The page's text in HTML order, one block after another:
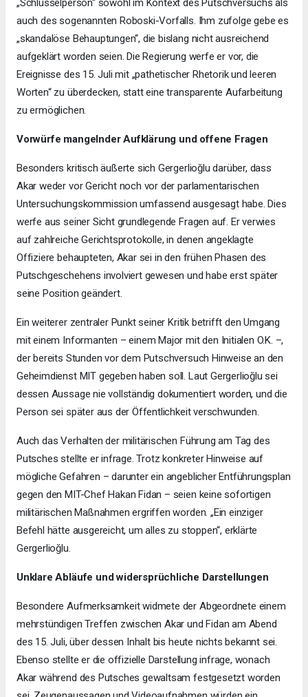
auch des sogenannten Roboski-Vorfalls. Ihm zufolge gebe es
„skandalöse Behauptungen“, die bislang nicht ausreichend
aufgeklärt worden seien. Die Regierung werfe er vor, die
Ereignisse des 15. Juli mit „pathetischer Rhetorik und leeren
Worten“ zu überdecken, statt eine transparente Aufarbeitung
zu ermöglichen.
Vorwürfe mangelnder Aufklärung und offene Fragen
Besonders kritisch äußerte sich Gergerlioğlu darüber, dass
Akar weder vor Gericht noch vor der parlamentarischen
Untersuchungskommission umfassend ausgesagt habe. Dies
werfe aus seiner Sicht grundlegende Fragen auf. Er verwies
auf zahlreiche Gerichtsprotokolle, in denen angeklagte
Offiziere behaupteten, Akar sei in den frühen Phasen des
Putschgeschehens involviert gewesen und habe erst später
seine Position geändert.
Ein weiterer zentraler Punkt seiner Kritik betrifft den Umgang
mit einem Informanten – einem Major mit den Initialen O.K. –,
der bereits Stunden vor dem Putschversuch Hinweise an den
Geheimdienst MIT gegeben haben soll. Laut Gergerlioğlu sei
dessen Aussage nie vollständig dokumentiert worden, und die
Person sei später aus der Öffentlichkeit verschwunden.
Auch das Verhalten der militärischen Führung am Tag des
Putsches stellte er infrage. Trotz konkreter Hinweise auf
mögliche Gefahren – darunter ein angeblicher Entführungsplan
gegen den MIT-Chef Hakan Fidan – seien keine sofortigen
militärischen Maßnahmen ergriffen worden. „Ein einziger
Befehl hätte ausgereicht, um alles zu stoppen“, erklärte
Gergerlioğlu.
Unklare Abläufe und widersprüchliche Darstellungen
Besondere Aufmerksamkeit widmete der Abgeordnete einem
mehrstündigen Treffen zwischen Akar und Fidan am Abend
des 15. Juli, über dessen Inhalt bis heute nichts bekannt sei.
Ebenso stellte er die offizielle Darstellung infrage, wonach
Akar während des Putsches gewaltsam festgesetzt worden